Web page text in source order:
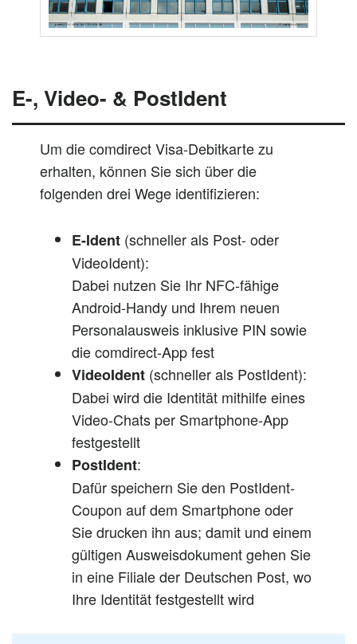
E-, Video- & PostIdent
Um die comdirect Visa-Debitkarte zu
erhalten, können Sie sich über die
folgenden drei Wege identifizieren:
E-Ident (schneller als Post- oder
VideoIdent):
Dabei nutzen Sie Ihr NFC-fähige
Android-Handy und Ihrem neuen
Personalausweis inklusive PIN sowie
die comdirect-App fest
VideoIdent (schneller als PostIdent):
Dabei wird die Identität mithilfe eines
Video-Chats per Smartphone-App
festgestellt
PostIdent:
Dafür speichern Sie den PostIdent-
Coupon auf dem Smartphone oder
Sie drucken ihn aus; damit und einem
gültigen Ausweisdokument gehen Sie
in eine Filiale der Deutschen Post, wo
Ihre Identität festgestellt wird